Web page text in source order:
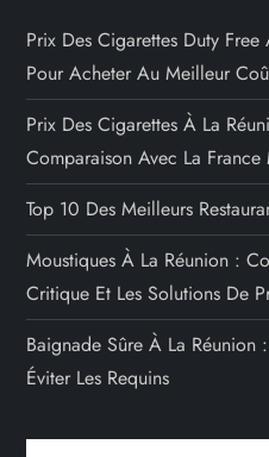
Prix Des Cigarettes Duty
Pour Acheter Au Meilleur
Prix Des Cigarettes À La
Comparaison Avec La
Top 10 Des Meilleurs
Moustiques À La Réunion :
Critique Et Les Solutions De
Baignade Sûre À La Réunion
Éviter Les Requins